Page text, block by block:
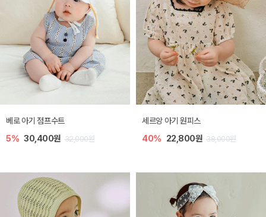
베로 아기 점프수트
5% 30,400원 32,000원
세르앙 아기 원피스
40% 22,800원 38,000원